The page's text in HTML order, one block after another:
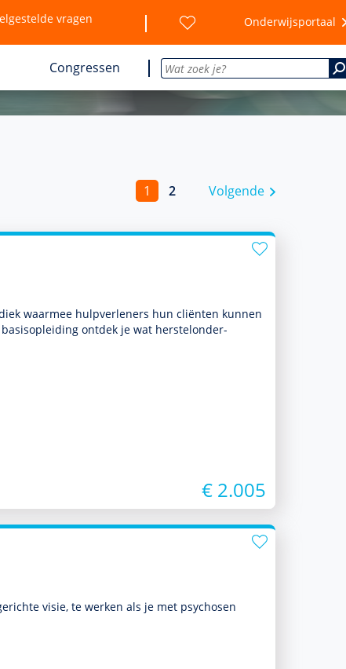
vragen Onderwijsportaal
Congressen
1 2 Volgende
waarmee hulp­ver­le­ners hun cliënten kunnen
ontdek je wat herstelonder­
€ 2.005
visie, te werken als je met psychosen